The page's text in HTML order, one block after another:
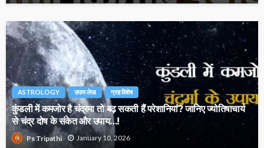
ASTROLOGY उपाय लेख ग्रह विशेष
कुंडली में कमजोर है चंद्रमा तो बढ़ सकती हैं परेशानियां? जानिए ज्योतिषाचार्य
से चंद्र दोष के संकेत और उपाय…!
Ps Tripathi January 10, 2026